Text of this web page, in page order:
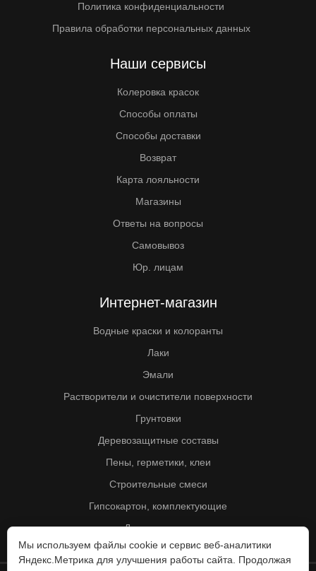
Политика конфиденциальности
Правила обработки персональных данных
Наши сервисы
Колеровка красок
Способы оплаты
Способы доставки
Возврат
Карта лояльности
Магазины
Ответы на вопросы
Самовывоз
Юр. лицам
Интернет-магазин
Водные краски и колоранты
Лаки
Эмали
Растворители и очистители поверхности
Грунтовки
Деревозащитные составы
Пены, герметики, клеи
Строительные смеси
Гипсокартон, комплектующие
Другие товары
Мы используем файлы cookie и сервис веб-аналитики
Яндекс.Метрика для улучшения работы сайта. Продолжая